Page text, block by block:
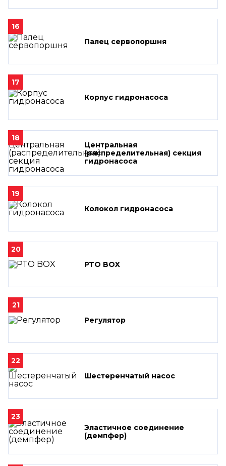
16
Палец сервопоршня
17
Корпус гидронасоса
18
Центральная
(распределительная) секция
гидронасоса
19
Колокол гидронасоса
20
PTO BOX
21
Регулятор
22
Шестеренчатый насос
23
Эластичное соединение
(демпфер)